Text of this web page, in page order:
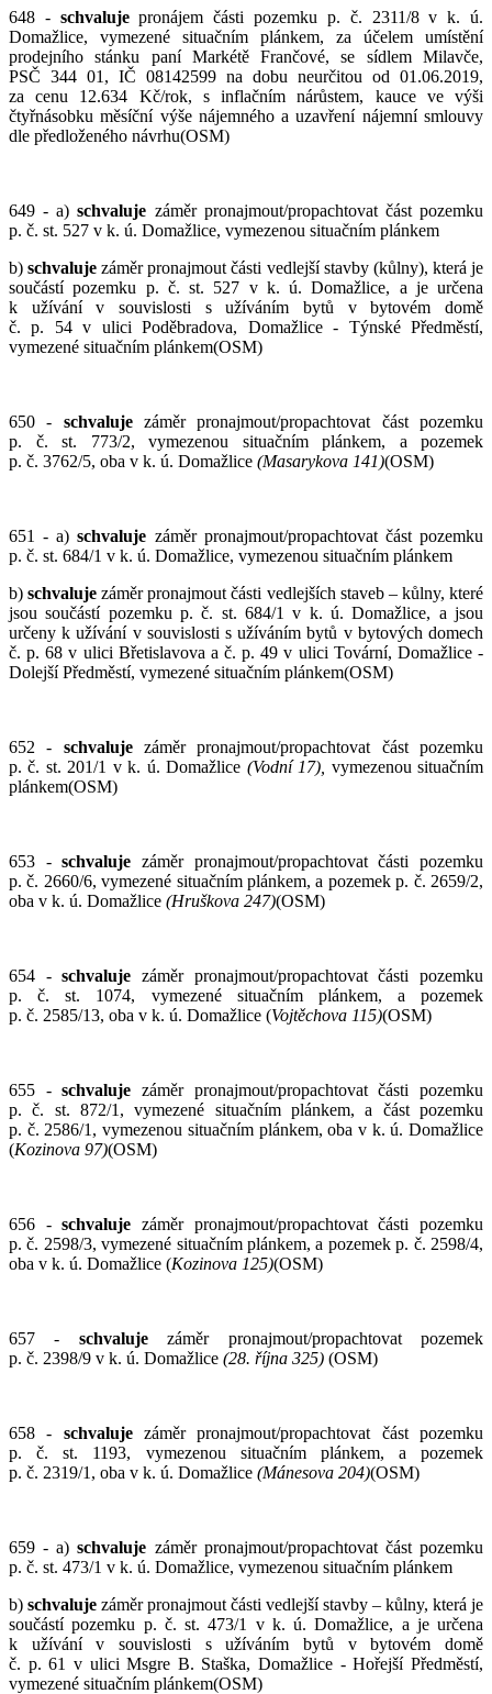
648 - schvalujepronájem části pozemku p. č. 2311/8 v k. ú.
Domažlice, vymezené situačním plánkem, za účelem umístění
prodejního stánku paní Markétě Frančové, se sídlem Milavče,
PSČ 344 01, IČ 08142599 na dobu neurčitou od 01.06.2019,
za cenu 12.634 Kč/rok, s inflačním nárůstem, kauce ve výši
čtyřnásobku měsíční výše nájemného a uzavření nájemní smlouvy
dle předloženého návrhu(OSM)
649 - a)schvaluje záměr pronajmout/propachtovat část pozemku
p. č. st. 527 v k. ú. Domažlice, vymezenou situačním plánkem
b)schvaluje záměr pronajmout části vedlejší stavby (kůlny), která je
součástí pozemku p. č. st. 527 v k. ú. Domažlice, a je určena
k užívání v souvislosti s užíváním bytů v bytovém domě
č. p. 54 v ulici Poděbradova, Domažlice - Týnské Předměstí,
vymezené situačním plánkem(OSM)
650 - schvalujezáměr pronajmout/propachtovat část pozemku
p. č. st. 773/2, vymezenou situačním plánkem, a pozemek
p. č. 3762/5, oba v k. ú. Domažlice (Masarykova 141)(OSM)
651 - a)schvaluje záměr pronajmout/propachtovat část pozemku
p. č. st. 684/1 v k. ú. Domažlice, vymezenou situačním plánkem
b)schvaluje záměr pronajmout části vedlejších staveb – kůlny, které
jsou součástí pozemku p. č. st. 684/1 v k. ú. Domažlice, a jsou
určeny k užívání v souvislosti s užíváním bytů v bytových domech
č. p. 68 v ulici Břetislavova a č. p. 49 v ulici Tovární, Domažlice -
Dolejší Předměstí, vymezené situačním plánkem(OSM)
652 - schvalujezáměr pronajmout/propachtovat část pozemku
p. č. st. 201/1 v k. ú. Domažlice (Vodní 17), vymezenou situačním
plánkem(OSM)
653 -schvaluje záměr pronajmout/propachtovat části pozemku
p. č. 2660/6, vymezené situačním plánkem, a pozemek p. č. 2659/2,
oba v k. ú. Domažlice (Hruškova 247)(OSM)
654 -schvaluje záměr pronajmout/propachtovat části pozemku
p. č. st. 1074, vymezené situačním plánkem, a pozemek
p. č. 2585/13, oba v k. ú. Domažlice (Vojtěchova 115)(OSM)
655 -schvaluje záměr pronajmout/propachtovat části pozemku
p. č. st. 872/1, vymezené situačním plánkem, a část pozemku
p. č. 2586/1, vymezenou situačním plánkem, oba v k. ú. Domažlice
(Kozinova 97)(OSM)
656 -schvaluje záměr pronajmout/propachtovat části pozemku
p. č. 2598/3, vymezené situačním plánkem, a pozemek p. č. 2598/4,
oba v k. ú. Domažlice (Kozinova 125)(OSM)
657 - schvalujezáměr pronajmout/propachtovat pozemek
p. č. 2398/9 v k. ú. Domažlice (28. října 325) (OSM)
658 - schvalujezáměr pronajmout/propachtovat část pozemku
p. č. st. 1193, vymezenou situačním plánkem, a pozemek
p. č. 2319/1, oba v k. ú. Domažlice (Mánesova 204)(OSM)
659 - a)schvaluje záměr pronajmout/propachtovat část pozemku
p. č. st. 473/1 v k. ú. Domažlice, vymezenou situačním plánkem
b) schvaluje záměr pronajmout části vedlejší stavby – kůlny, která je
součástí pozemku p. č. st. 473/1 v k. ú. Domažlice, a je určena
k užívání v souvislosti s užíváním bytů v bytovém domě
č. p. 61 v ulici Msgre B. Staška, Domažlice - Hořejší Předměstí,
vymezené situačním plánkem(OSM)